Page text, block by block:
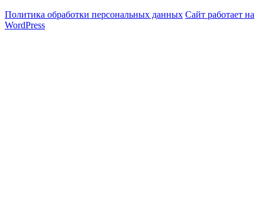
Политика обработки персональных данных Сайт работает на
WordPress